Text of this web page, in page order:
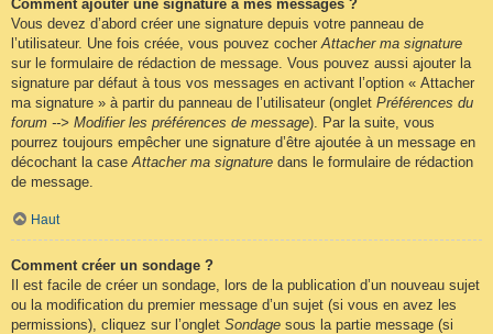
Comment ajouter une signature à mes messages ?
Vous devez d’abord créer une signature depuis votre panneau de
l’utilisateur. Une fois créée, vous pouvez cocherAttacher ma signature
sur le formulaire de rédaction de message. Vous pouvez aussi ajouter la
signature par défaut à tous vos messages en activant l’option « Attacher
ma signature » à partir du panneau de l’utilisateur (onglet Préférences du
forum --> Modifier les préférences de message). Par la suite, vous
pourrez toujours empêcher une signature d’être ajoutée à un message en
décochant la caseAttacher ma signature dans le formulaire de rédaction
de message.
Haut
Comment créer un sondage ?
Il est facile de créer un sondage, lors de la publication d’un nouveau sujet
ou la modification du premier message d’un sujet (si vous en avez les
permissions), cliquez sur l’onglet Sondage sous la partie message (si